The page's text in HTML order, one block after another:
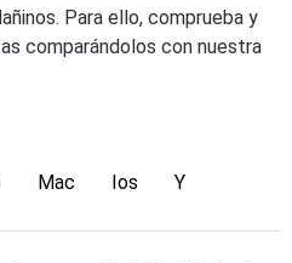
Para ello, comprueba y
comparándolos con nuestra
Mac Ios Y